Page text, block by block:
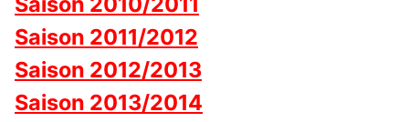
Saison 2011/2012
Saison 2012/2013
Saison 2013/2014